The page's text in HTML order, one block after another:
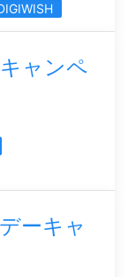
ャンペ
ーキャ